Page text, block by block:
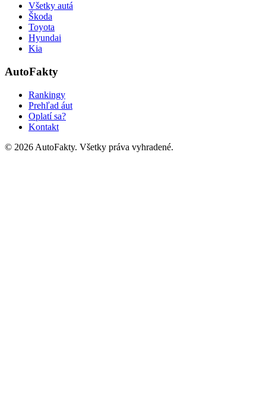
Všetky autá
Škoda
Toyota
Hyundai
Kia
AutoFakty
Rankingy
Prehľad áut
Oplatí sa?
Kontakt
© 2026 AutoFakty. Všetky práva vyhradené.